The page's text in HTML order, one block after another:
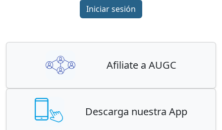
Iniciar sesión
Afiliate a AUGC
Descarga nuestra App